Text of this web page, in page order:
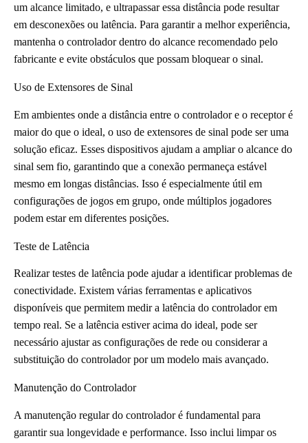
um alcance limitado, e ultrapassar essa distância pode resultar
em desconexões ou latência. Para garantir a melhor experiência,
mantenha o controlador dentro do alcance recomendado pelo
fabricante e evite obstáculos que possam bloquear o sinal.
Uso de Extensores de Sinal
Em ambientes onde a distância entre o controlador e o receptor é
maior do que o ideal, o uso de extensores de sinal pode ser uma
solução eficaz. Esses dispositivos ajudam a ampliar o alcance do
sinal sem fio, garantindo que a conexão permaneça estável
mesmo em longas distâncias. Isso é especialmente útil em
configurações de jogos em grupo, onde múltiplos jogadores
podem estar em diferentes posições.
Teste de Latência
Realizar testes de latência pode ajudar a identificar problemas de
conectividade. Existem várias ferramentas e aplicativos
disponíveis que permitem medir a latência do controlador em
tempo real. Se a latência estiver acima do ideal, pode ser
necessário ajustar as configurações de rede ou considerar a
substituição do controlador por um modelo mais avançado.
Manutenção do Controlador
A manutenção regular do controlador é fundamental para
garantir sua longevidade e performance. Isso inclui limpar os